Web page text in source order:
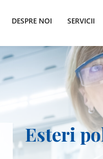
DESPRE NOI SERVICII
Esteri